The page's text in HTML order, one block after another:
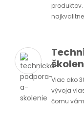
Viac ako
vývoja
čomu